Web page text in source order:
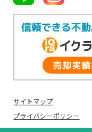
サイトマップ
プライバシーポリシー